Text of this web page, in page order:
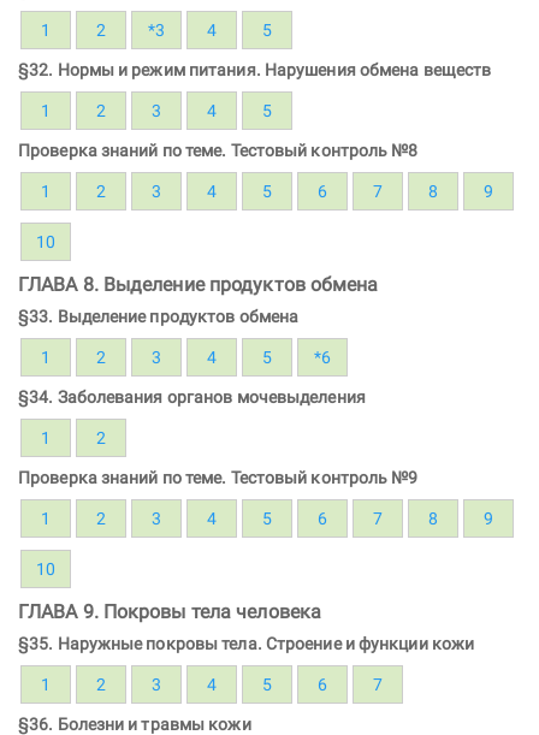
1 2 *3 4 5
§32. Нормы и режим питания. Нарушения обмена веществ
1 2 3 4 5
Проверка знаний по теме. Тестовый контроль №8
1 2 3 4 5 6 7 8 9
10
ГЛАВА 8. Выделение продуктов обмена
§33. Выделение продуктов обмена
1 2 3 4 5 *6
§34. Заболевания органов мочевыделения
1 2
Проверка знаний по теме. Тестовый контроль №9
1 2 3 4 5 6 7 8 9
10
ГЛАВА 9. Покровы тела человека
§35. Наружные покровы тела. Строение и функции кожи
1 2 3 4 5 6 7
§36. Болезни и травмы кожи